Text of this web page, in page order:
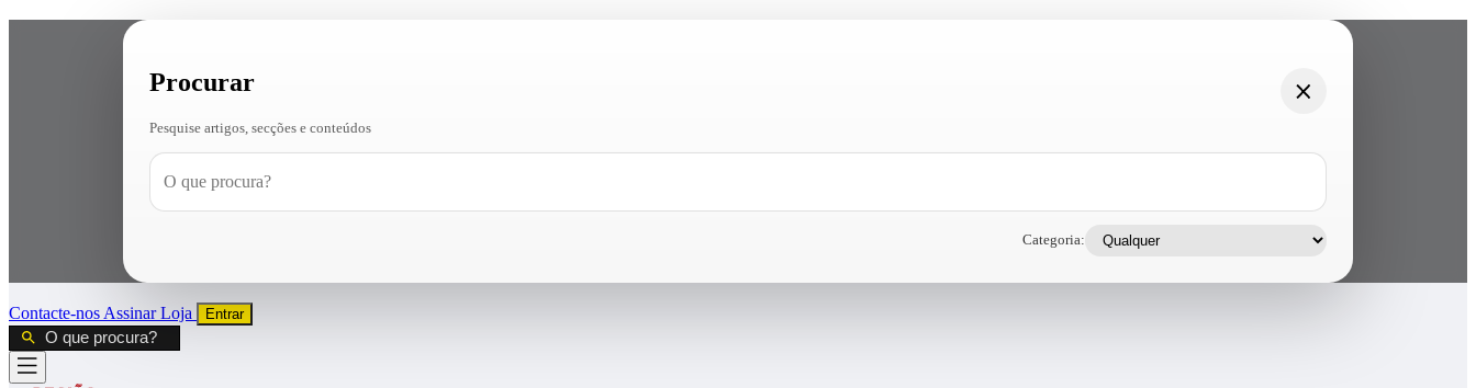
Procurar
Pesquise artigos, secções e conteúdos
Categoria:
Contacte-nos AssinarLoja Entrar